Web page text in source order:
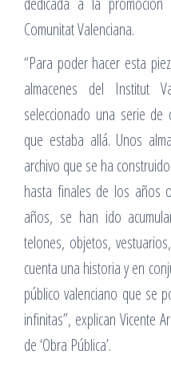
Comunitat Valenciana.
“Para poder hacer esta
almacenes del Institut
seleccionado una serie
que estaba allá. Unos
archivo que se ha
hasta finales de los años
años, se han ido
telones, objetos,
cuenta una historia y en
público valenciano que se
infinitas”, explican Vicente
de ‘Obra Pública’.